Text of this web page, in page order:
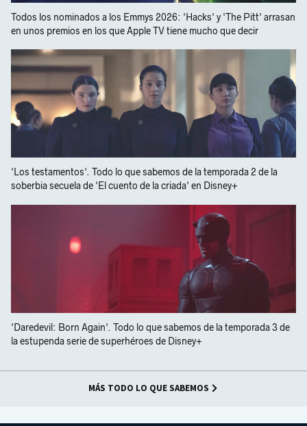
Todos los nominados a los Emmys 2026: 'Hacks' y 'The Pitt' arrasan
en unos premios en los que Apple TV tiene mucho que decir
'Los testamentos'. Todo lo que sabemos de la temporada 2 de la
soberbia secuela de 'El cuento de la criada' en Disney+
'Daredevil: Born Again'. Todo lo que sabemos de la temporada 3 de
la estupenda serie de superhéroes de Disney+
MÁS TODO LO QUE SABEMOS